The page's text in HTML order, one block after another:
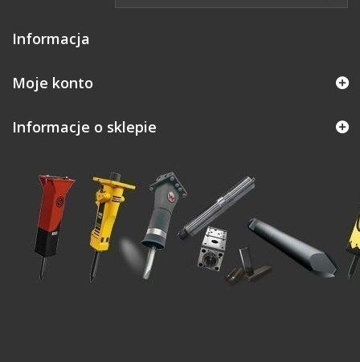
Informacja
Moje konto
Informacje o sklepie